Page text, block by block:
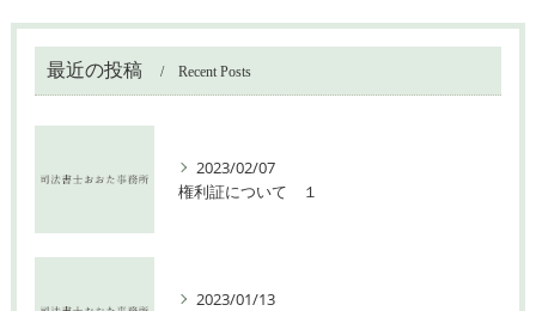
最近の投稿 Recent Posts
2023/02/07
権利証について １
2023/01/13